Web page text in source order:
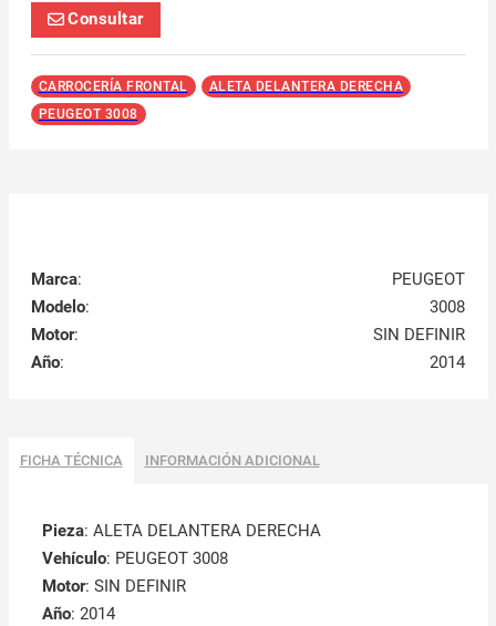
Consultar
CARROCERÍA FRONTAL
ALETA DELANTERA DERECHA
PEUGEOT 3008
Marca:
PEUGEOT
Modelo:
3008
Motor:
SIN DEFINIR
Año: 2014
FICHA TÉCNICA INFORMACIÓN ADICIONAL
Pieza: ALETA DELANTERA DERECHA
Vehículo: PEUGEOT 3008
Motor: SIN DEFINIR
Año: 2014